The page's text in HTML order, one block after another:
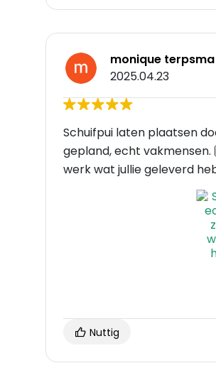
monique terpsma
2025.04.23
Schuifpui laten plaatsen
gepland, echt
werk wat jullie geleverd
Nuttig